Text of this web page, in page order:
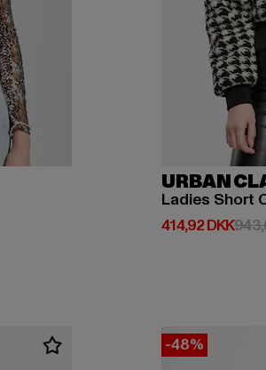
URBAN
Ladies Short
414,92 DKK
Nuværende pris:
-48%